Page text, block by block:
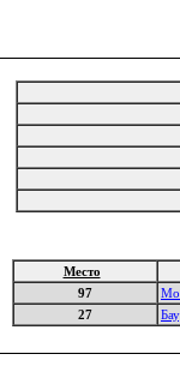
Место
97
27